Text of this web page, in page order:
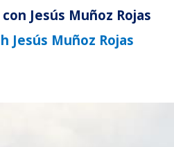
Jesús Muñoz Rojas
Muñoz Rojas